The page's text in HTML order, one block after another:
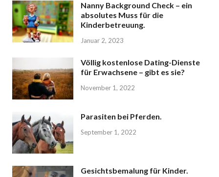
Nanny Background Check – ein
absolutes Muss für die
Kinderbetreuung.
Januar 2, 2023
Völlig kostenlose Dating-Dienste
für Erwachsene – gibt es sie?
November 1, 2022
Parasiten bei Pferden.
September 1, 2022
Gesichtsbemalung für Kinder.